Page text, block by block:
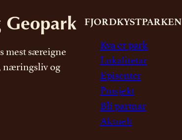
Geopark
mest særeigne
næringsliv og
FJORDKYSTPARKEN
Kva er park
Lokalitetar
Episenter
Prosjekt
Bli partnar
Aktuelt